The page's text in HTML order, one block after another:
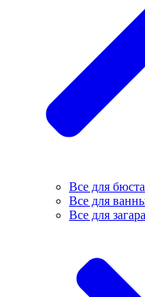
Все для бюста
Все для
Все для загара